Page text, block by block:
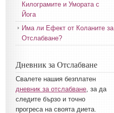
Килограмите и Умората с
Йога
Има ли Ефект от Коланите за
Отслабване?
Дневник за Отслабване
Свалете нашия безплатен
дневник за отслабване, за да
следите бързо и точно
прогреса на своята диета.